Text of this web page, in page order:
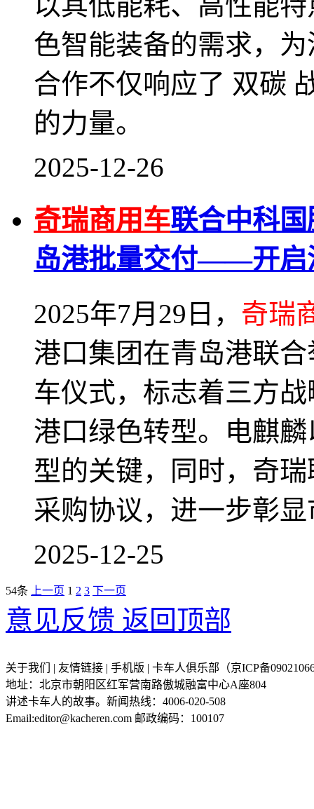
色智能装备的需求，
合作不仅响应了 双碳
的力量。
2025-12-26
奇瑞商用车联合中科
岛港批量交付——开启
2025年7月29日， 奇瑞
港口集团在青岛港联
车仪式，标志着三方
港口绿色转型。电麒
型的关键，同时，奇
采购协议，进一步彰
2025-12-25
54条 上一页 1 2 3 下一页
意见反馈 返回顶部
关于我们 | 友情链接 | 手机版 | 卡车人俱乐部（京ICP备
地址：北京市朝阳区红军营南路傲城融富中心A座804
讲述卡车人的故事。新闻热线：4006-020-508
Email:editor@kacheren.com 邮政编码：100107